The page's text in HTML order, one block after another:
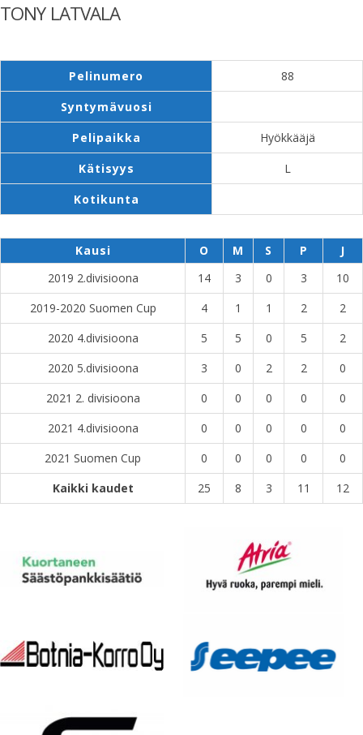
TONY LATVALA
Pelinumero
88
Syntymävuosi
Pelipaikka
Hyökkääjä
Kätisyys
L
Kotikunta
Kausi O M S P
J
2019 2.divisioona
14 3 0 3
10
2019-2020 Suomen Cup
4 1 1 2
2
2020 4.divisioona
5 5 0 5
2
2020 5.divisioona
3 0 2 2
0
2021 2. divisioona
0 0 0 0
0
2021 4.divisioona
0 0 0 0
0
2021 Suomen Cup
0 0 0 0
0
Kaikki kaudet
25 8 3 11 12